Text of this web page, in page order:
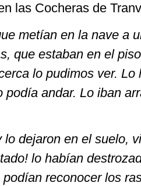
las Cocheras de
metían en la nave a
que estaban en el
lo pudimos ver. Lo
podía andar. Lo iban
lo dejaron en el suelo,
lo habían
reconocer los